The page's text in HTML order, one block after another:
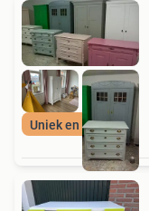
Uniek en duurzaam!